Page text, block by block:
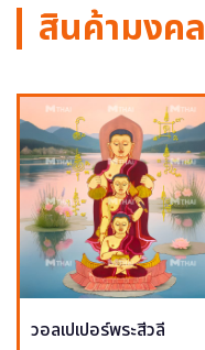
สินค้ามงคล
วอลเปเปอร์พระสีวลี